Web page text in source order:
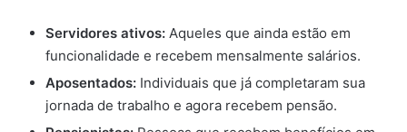
Servidores ativos: Aqueles que ainda estão em
funcionalidade e recebem mensalmente salários.
Aposentados: Individuais que já completaram sua
jornada de trabalho e agora recebem pensão.